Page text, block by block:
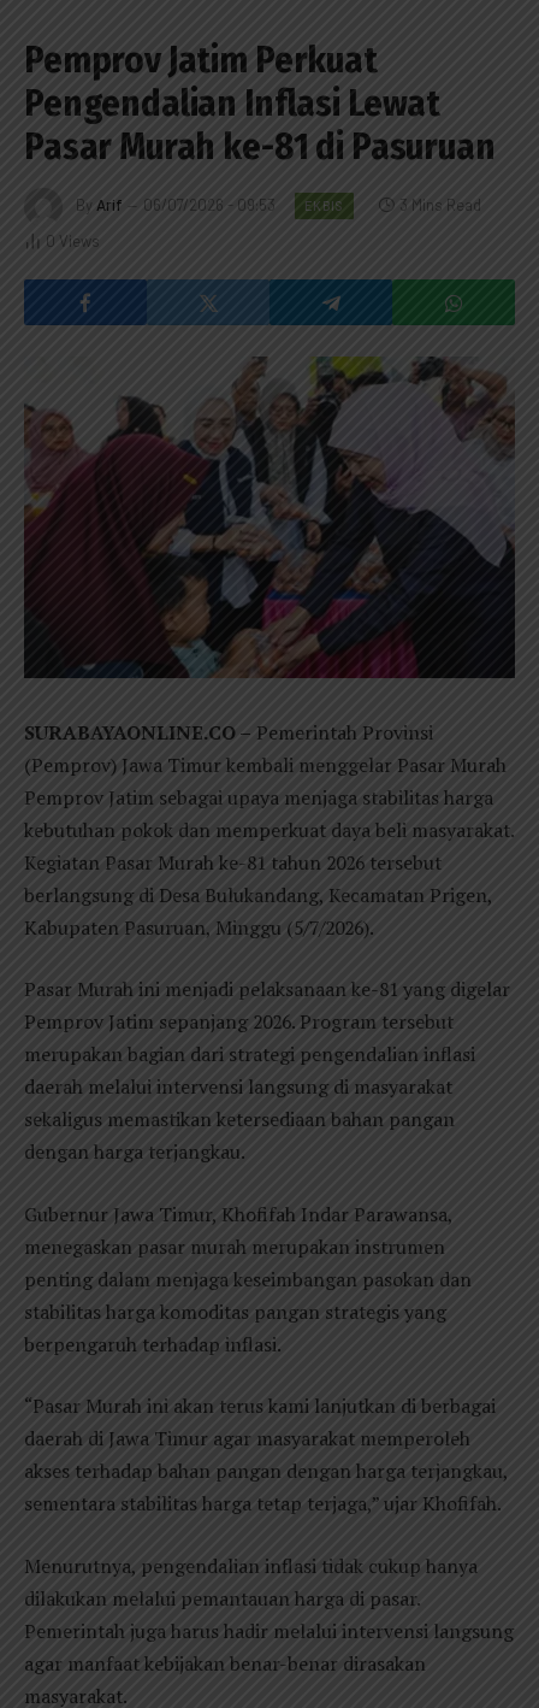
Pemprov Jatim Perkuat
Pengendalian Inflasi Lewat
Pasar Murah ke-81 di Pasuruan
ByArif 06/07/2026 - 09:53 EKBIS
3 Mins Read
0 Views
SURABAYAONLINE.CO – Pemerintah Provinsi
(Pemprov) Jawa Timur kembali menggelar Pasar Murah
Pemprov Jatim sebagai upaya menjaga stabilitas harga
kebutuhan pokok dan memperkuat daya beli masyarakat.
Kegiatan Pasar Murah ke-81 tahun 2026 tersebut
berlangsung di Desa Bulukandang, Kecamatan Prigen,
Kabupaten Pasuruan, Minggu (5/7/2026).
Pasar Murah ini menjadi pelaksanaan ke-81 yang digelar
Pemprov Jatim sepanjang 2026. Program tersebut
merupakan bagian dari strategi pengendalian inflasi
daerah melalui intervensi langsung di masyarakat
sekaligus memastikan ketersediaan bahan pangan
dengan harga terjangkau.
Gubernur Jawa Timur, Khofifah Indar Parawansa,
menegaskan pasar murah merupakan instrumen
penting dalam menjaga keseimbangan pasokan dan
stabilitas harga komoditas pangan strategis yang
berpengaruh terhadap inflasi.
“Pasar Murah ini akan terus kami lanjutkan di berbagai
daerah di Jawa Timur agar masyarakat memperoleh
akses terhadap bahan pangan dengan harga terjangkau,
sementara stabilitas harga tetap terjaga,” ujar Khofifah.
Menurutnya, pengendalian inflasi tidak cukup hanya
dilakukan melalui pemantauan harga di pasar.
Pemerintah juga harus hadir melalui intervensi langsung
agar manfaat kebijakan benar-benar dirasakan
masyarakat.